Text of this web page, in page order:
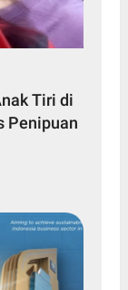
Tiri di
Penipuan